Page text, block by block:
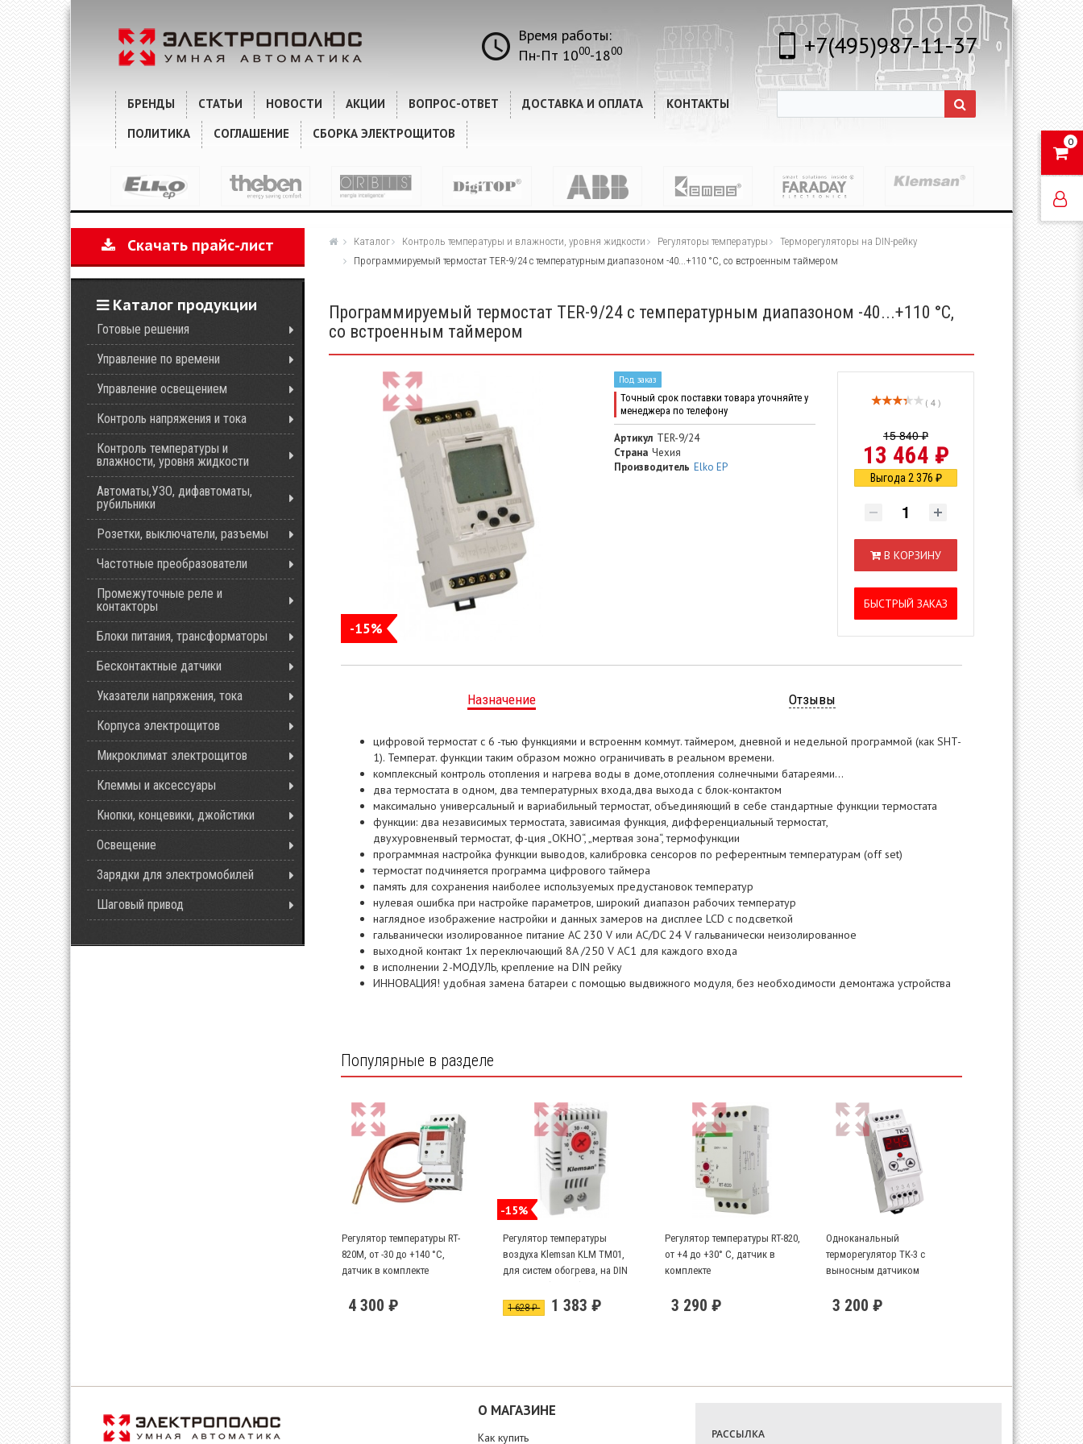
0
Время работы:
Пн-Пт 1000-1800 +7(495)987-11-37
БРЕНДЫ СТАТЬИ НОВОСТИ АКЦИИ ВОПРОС-ОТВЕТ ДОСТАВКА И ОПЛАТА
КОНТАКТЫ
ПОЛИТИКА
СОГЛАШЕНИЕ СБОРКА ЭЛЕКТРОЩИТОВ
Скачать прайс-лист
Каталог продукции
Готовые решения
Управление по времени
Управление освещением
Контроль напряжения и тока
Контроль температуры и
влажности, уровня жидкости
Автоматы,УЗО, дифавтоматы,
рубильники
Розетки, выключатели, разъемы
Частотные преобразователи
Промежуточные реле и
контакторы
Блоки питания, трансформаторы
Бесконтактные датчики
Указатели напряжения, тока
Корпуса электрощитов
Микроклимат электрощитов
Клеммы и аксессуары
Кнопки, концевики, джойстики
Освещение
Зарядки для электромобилей
Шаговый привод
Каталог Контроль температуры и влажности, уровня жидкости Регуляторы температуры
Терморегуляторы на DIN-рейку
Программируемый термостат TER-9/24 с температурным диапазоном -40...+110 °C, со встроенным таймером
Программируемый термостат TER-9/24 с температурным диапазоном -40...+110 °C,
со встроенным таймером
-15%
( 4 )
15 840 ₽
13 464 ₽
Выгода 2 376 ₽
В КОРЗИНУ
БЫСТРЫЙ ЗАКАЗ
Под заказ
Точный срок поставки товара уточняйте у
менеджера по телефону
Артикул TER-9/24
Страна Чехия
Производитель Elko EP
Назначение Отзывы
цифровой термостат с 6 -тью функциями и встроеннм коммут. таймером, дневной и недельной программой (как SHT-
1). Температ. функции таким образом можно ограничивать в реальном времени.
комплексный контроль отопления и нагрева воды в доме,отопления солнечными батареями...
два термостата в одном, два температурных входа,два выхода с блок-контактом
максимально универсальный и вариабильный термостат, объединяющий в себе стандартные функции термостата
функции: два независимых термостата, зависимая функция, дифференциальный термостат,
двухуровненвый термостат, ф-ция „ОКНО“, „мертвая зона“, термофункции
программная настройка функции выводов, калибровка сенсоров по референтным температурам (off set)
термостат подчиняется программа цифрового таймера
память для сохранения наиболее используемых предустановок температур
нулевая ошибка при настройке параметров, широкий диапазон рабочих температур
наглядное изображение настройки и данных замеров на дисплее LCD с подсветкой
гальванически изолированное питание AC 230 V или AC/DC 24 V гальванически неизолированное
выходной контакт 1x переключающий 8A /250 V AC1 для каждого входа
в исполнении 2-МОДУЛЬ, крепление на DIN рейку
ИННОВАЦИЯ! удобная замена батареи с помощью выдвижного модуля, без необходимости демонтажа устройства
Популярные в разделе
Регулятор температуры RT-
820M, от -30 до +140 °С,
датчик в комплекте
4 300 ₽
-15%
Регулятор температуры
воздуха Klemsan KLM TM01,
для систем обогрева, на DIN
1 628 ₽ 1 383 ₽
Регулятор температуры RT-820,
от +4 до +30° С, датчик в
комплекте
3 290 ₽
Одноканальный
терморегулятор ТК-3 с
выносным датчиком
3 200 ₽
О МАГАЗИНЕ
Как купить
РАССЫЛКА